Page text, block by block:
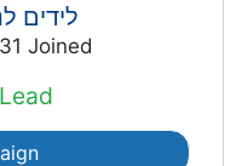
לידים
31 Joined